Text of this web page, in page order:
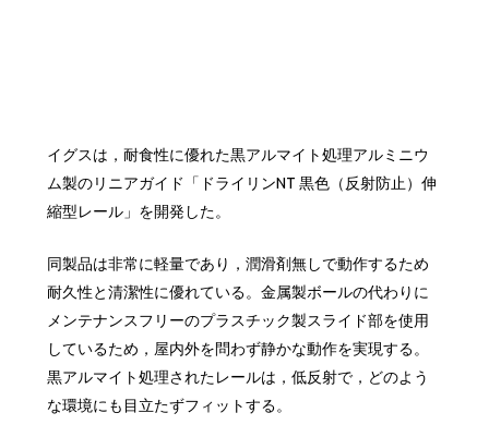
イグスは，耐食性に優れた黒アルマイト処理アルミニウ
ム製のリニアガイド「ドライリンNT 黒色（反射防止）伸
縮型レール」を開発した。
同製品は非常に軽量であり，潤滑剤無しで動作するため
耐久性と清潔性に優れている。金属製ボールの代わりに
メンテナンスフリーのプラスチック製スライド部を使用
しているため，屋内外を問わず静かな動作を実現する。
黒アルマイト処理されたレールは，低反射で，どのよう
な環境にも目立たずフィットする。